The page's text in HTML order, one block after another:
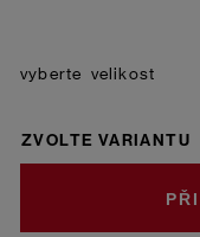
velikost
ZVOLTE VARIANTU